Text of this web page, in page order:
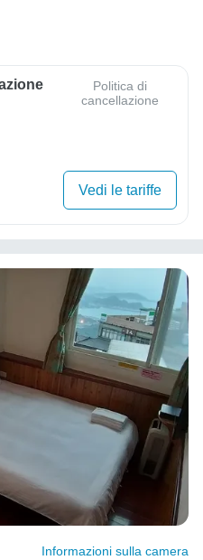
Politica di
cancellazione
Vedi le tariffe
Informazioni sulla camera